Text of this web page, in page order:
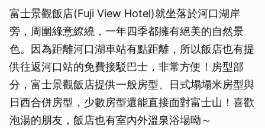
富士景觀飯店(Fuji View Hotel)就坐落於河口湖岸
旁，周圍綠意繚繞，一年四季都擁有絕美的自然景
色。因為距離河口湖車站有點距離，所以飯店也有提
供往返河口站的免費接駁巴士，非常方便！房型部
分，富士景觀飯店提供一般房型、日式塌塌米房型與
日西合併房型，少數房型還能直接面對富士山！喜歡
泡湯的朋友，飯店也有室內外溫泉浴場呦～